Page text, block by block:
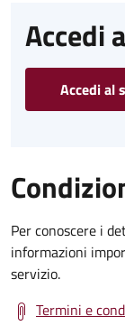
Accedi
Accedi al
Per conoscere i
informazioni
servizio.
Termini e